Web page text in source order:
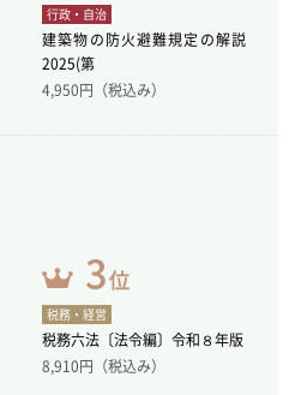
行政・自治
建築物の防火避難規定の解説
2025(第
4,950円（税込み）
税務・経営
税務六法〔法令編〕令和８年版
8,910円（税込み）